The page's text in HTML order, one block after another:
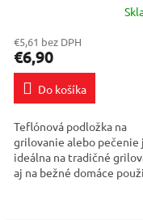
produktu
je
4,7
5
hviezdičiek.
€5,61 bez DPH
€6,90
Do košíka
Teflónová podložka na
grilovanie alebo pečenie
ideálna na tradičné
aj na bežné domáce